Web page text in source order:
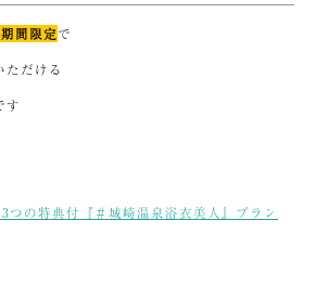
間限定で
ただける
す
の特典付『＃城崎温泉浴衣美人』プラン